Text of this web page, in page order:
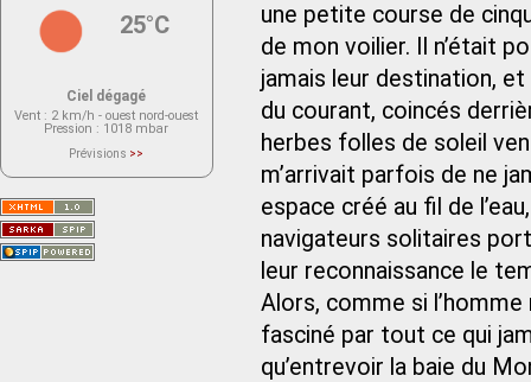
une petite course de
de mon voilier. Il n’était
jamais leur destination,
du courant, coincés
herbes folles de soleil
m’arrivait parfois de ne
espace créé au fil de
navigateurs solitaires
leur reconnaissance le
Alors, comme si l’homme
fasciné par tout ce qui
qu’entrevoir la baie du
25°C
Ciel dégagé
Vent : 2 km/h - ouest nord-ouest
Pression : 1018 mbar
Prévisions >>
actuellement aucune prévision
Saint-Nom.
Veuillez consulter le message du
service ci-dessous.
(401 - Invalid API key. Please see
https://openweathermap.org/faq#error401